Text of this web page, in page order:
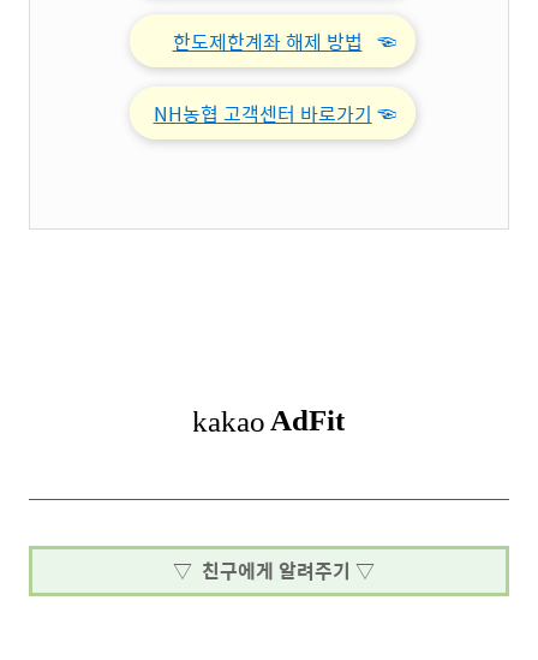
한도제한계좌 해제 방법 ☜
NH농협 고객센터 바로가기 ☜
▽ 친구에게 알려주기 ▽